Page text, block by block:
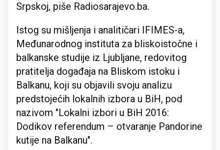
Srpskoj, piše Radiosarajevo.ba.
Istog su mišljenja i analitičari IFIMES-a,
Međunarodnog instituta za bliskoistočne i
balkanske studije iz Ljubljane, redovitog
pratitelja događaja na Bliskom istoku i
Balkanu, koji su objavili svoju analizu
predstojećih lokalnih izbora u BiH, pod
nazivom "Lokalni izbori u BiH 2016:
Dodikov referendum – otvaranje Pandorine
kutije na Balkanu".